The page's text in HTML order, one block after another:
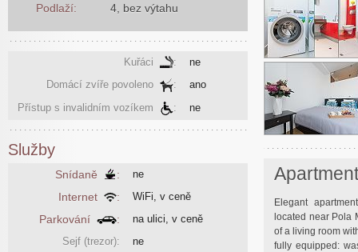
Elegant
located near Pola
of a living room
fully equipped:
Podlaží: 4, bez výtahu
Kuřáci :
ne
Domácí zvíře povoleno
:
ano
Přístup s invalidním vozíkem
: ne
Služby
Snídaně : ne
Internet : WiFi, v ceně
Parkování :
na ulici, v ceně
Sejf (trezor):
ne